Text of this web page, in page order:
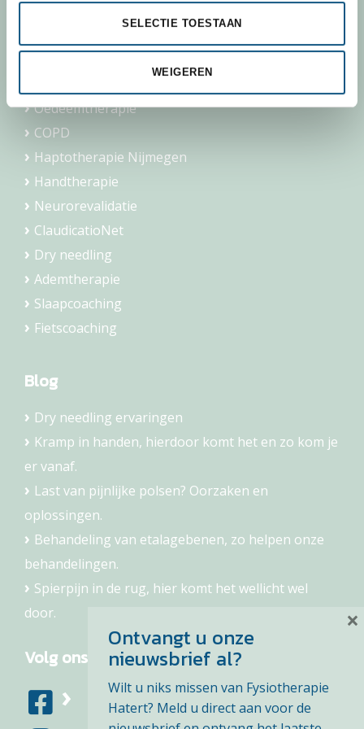
SELECTIE TOESTAAN
WEIGEREN
Oedeemtherapie
COPD
Haptotherapie Nijmegen
Handtherapie
Neurorevalidatie
ClaudicatioNet
Dry needling
Ademtherapie
Slaapcoaching
Fietscoaching
Blog
Dry needling ervaringen
Kramp in handen, hierdoor komt het en zo kom je
er vanaf.
Last van pijnlijke polsen? Oorzaken en
oplossingen.
Behandeling van etalagebenen, zo helpen onze
behandelingen.
Spierpijn in de rug, hier komt het wellicht wel
door.
Volg ons
Ontvangt u onze
nieuwsbrief al?
Wilt u niks missen van Fysiotherapie
Hatert? Meld u direct aan voor de
×